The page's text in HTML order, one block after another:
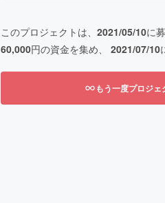
このプロジェクトは、 2021/05/10に
60,000円の資金を集め、 2021/07/10
もう一度プロジ